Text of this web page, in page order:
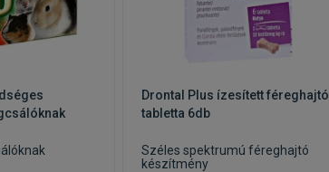
Drontal Plus ízesített féreghajtó
tabletta 6db
Széles spektrumú féreghajtó
készítmény